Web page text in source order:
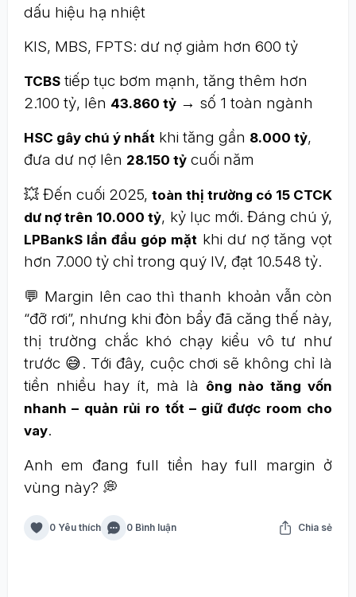
dấu hiệu hạ nhiệt
KIS, MBS, FPTS: dư nợ giảm hơn 600 tỷ
TCBS tiếp tục bơm mạnh, tăng thêm hơn
2.100 tỷ, lên 43.860 tỷ → số 1 toàn ngành
HSC gây chú ý nhất khi tăng gần 8.000 tỷ,
đưa dư nợ lên 28.150 tỷ cuối năm
💥 Đến cuối 2025, toàn thị trường có 15 CTCK
dư nợ trên 10.000 tỷ, kỷ lục mới. Đáng chú ý,
LPBankS lần đầu góp mặt khi dư nợ tăng vọt
hơn 7.000 tỷ chỉ trong quý IV, đạt 10.548 tỷ.
💬 Margin lên cao thì thanh khoản vẫn còn
“đỡ rơi”, nhưng khi đòn bẩy đã căng thế này,
thị trường chắc khó chạy kiểu vô tư như
trước 😅. Tới đây, cuộc chơi sẽ không chỉ là
tiền nhiều hay ít, mà là ông nào tăng vốn
nhanh – quản rủi ro tốt – giữ được room cho
vay.
Anh em đang full tiền hay full margin ở
vùng này? 💭
0 Yêu thích 0 Bình luận Chia sẻ